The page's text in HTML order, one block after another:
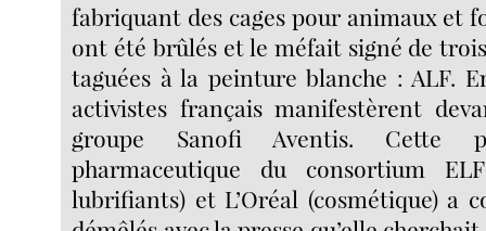
fabriquant des cages pour animaux et
ont été brûlés et le méfait signé de
taguées à la peinture blanche : ALF.
activistes français manifestèrent
groupe Sanofi Aventis. Cette
pharmaceutique du consortium
lubrifiants) et L’Oréal (cosmétique) a